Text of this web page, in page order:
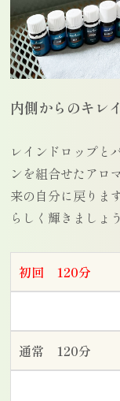
内側からのキレ
レインドロップと
ンを組合せたアロ
来の自分に戻りま
らしく輝きましょう
初回 120分
通常 120分